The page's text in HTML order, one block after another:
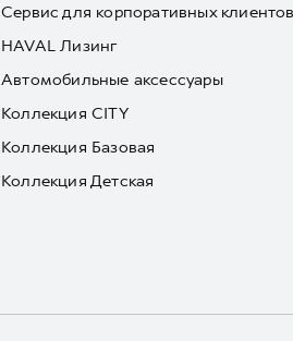
Сервис для корпоративных клиентов
HAVAL Лизинг
Автомобильные аксессуары
Коллекция CITY
Коллекция Базовая
Коллекция Детская